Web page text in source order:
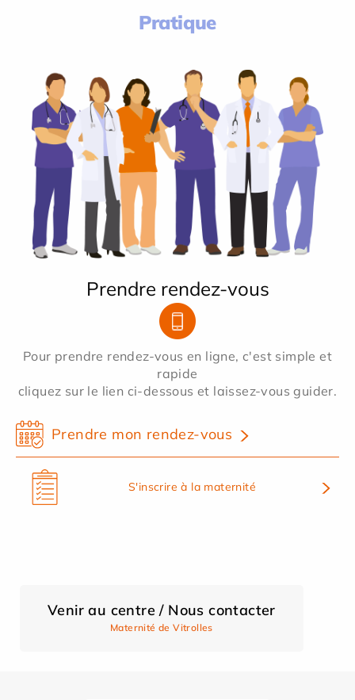
Pratique
Prendre rendez-vous
Pour prendre rendez-vous en ligne, c'est simple et
rapide
cliquez sur le lien ci-dessous et laissez-vous guider.
Prendre mon rendez-vous
S'inscrire à la maternité
Venir au centre / Nous contacter
Maternité de Vitrolles